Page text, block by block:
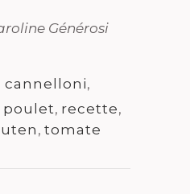
Générosi
cannelloni,
poulet, recette,
, tomate